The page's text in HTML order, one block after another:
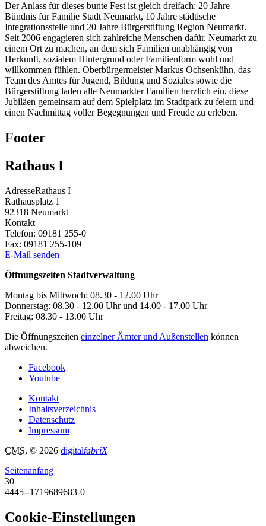
Der Anlass für dieses bunte Fest ist gleich dreifach: 20 Jahre
Bündnis für Familie Stadt Neumarkt, 10 Jahre städtische
Integrationsstelle und 20 Jahre Bürgerstiftung Region Neumarkt.
Seit 2006 engagieren sich zahlreiche Menschen dafür, Neumarkt zu
einem Ort zu machen, an dem sich Familien unabhängig von
Herkunft, sozialem Hintergrund oder Familienform wohl und
willkommen fühlen. Oberbürgermeister Markus Ochsenkühn, das
Team des Amtes für Jugend, Bildung und Soziales sowie die
Bürgerstiftung laden alle Neumarkter Familien herzlich ein, diese
Jubiläen gemeinsam auf dem Spielplatz im Stadtpark zu feiern und
einen Nachmittag voller Begegnungen und Freude zu erleben.
Footer
Rathaus I
AdresseRathaus I
Rathausplatz 1
92318 Neumarkt
Kontakt
Telefon: 09181 255-0
Fax: 09181 255-109
E-Mail senden
Öffnungszeiten Stadtverwaltung
Montag bis Mittwoch: 08.30 - 12.00 Uhr
Donnerstag: 08.30 - 12.00 Uhr und 14.00 - 17.00 Uhr
Freitag: 08.30 - 13.00 Uhr
Die Öffnungszeiten einzelner Ämter und Außenstellen können
abweichen.
Facebook
Youtube
Kontakt
Inhaltsverzeichnis
Datenschutz
Impressum
CMS, © 2026 digitalfabriX
Seitenanfang
30
4445--1719689683-0
Cookie-Einstellungen